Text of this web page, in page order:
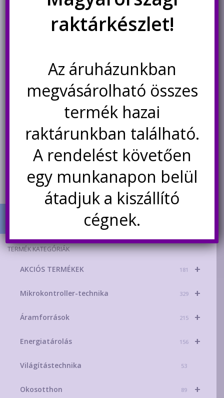
TPA3110 erősítő modul,
Kosárba teszem
PAM8403 2x3W miniatűr D
osztályú erősítő panel
Értékelés:
5.00
/ 5
270Ft
Kosárba teszem
TERMÉK KATEGÓRIÁK
+
AKCIÓS TERMÉKEK 181
+
Mikrokontroller-technika 329
+
Áramforrások 215
+
Energiatárolás 156
Világítástechnika 53
+
Okosotthon 89
raktárkészlet!
Az áruházunkban
megvásárolható összes
termék hazai
raktárunkban található.
A rendelést követően
egy munkanapon belül
átadjuk a kiszállító
cégnek.